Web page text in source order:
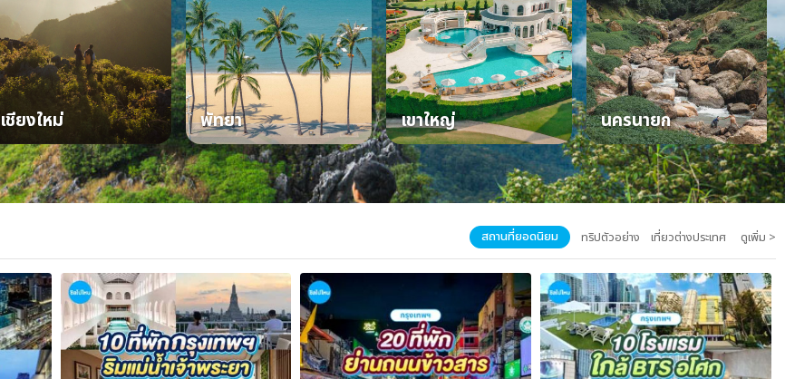
เชียงใหม่ พัทยา เขาใหญ่ นครนายก
สถานที่ยอดนิยม ทริปตัวอย่าง เที่ยวต่างประเทศ ดูเพิ่ม >